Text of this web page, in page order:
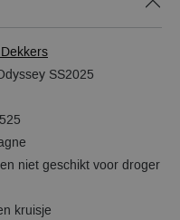
SS2025
niet geschikt voor droger
kruisje